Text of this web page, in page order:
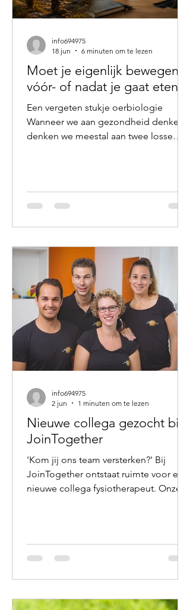
Moet je eigenlijk bewegen
vóór- of nadat je gaat eten?
Een vergeten stukje oerbiologie
Wanneer we aan gezondheid denken,
denken we meestal aan twee losse
bewegen essentieel is voor onze
gezondheid. Maar zelden staan we stil
perspectief interessant. Onze
voorouders stonden niet op, liepen
naar de koelkast, maakten een ontbijt
en gingen vervolgens achter een
beeldscherm
info694975
18 jun
6 minuten om te lezen
Nieuwe collega gezocht bij
JoinTogether
'Kom jij ons team versterken?' Bij
JoinTogether ontstaat ruimte voor een
nieuwe collega fysiotherapeut. Onze
bij huis. Daardoor zoeken wij iemand
die goed past bij onze manier van
We zoeken een fysiotherapeut met
info694975
2 jun
1 minuten om te lezen